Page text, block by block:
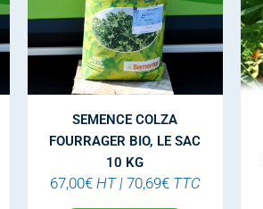
SEMENCE COLZA
FOURRAGER BIO, LE SAC
10 KG
67,00€ HT | 70,69€ TTC